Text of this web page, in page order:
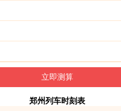
郑州列车时刻表